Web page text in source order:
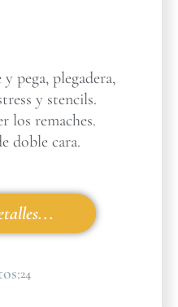
pega, plegadera,
y stencils.
los remaches.
doble cara.
24